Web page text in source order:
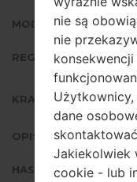
MODEM/CP WERSJA
REGION
KRAJ
OPIS
HASH
nie są
nie
dane
Jakiekolwiek
cookie - lub